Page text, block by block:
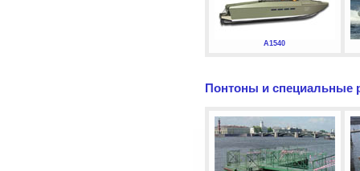
А1540
Понтоны и специальные